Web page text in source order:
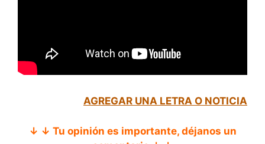
AGREGAR UNA LETRA O NOTICIA
↓ ↓ Tu opinión es importante, déjanos un